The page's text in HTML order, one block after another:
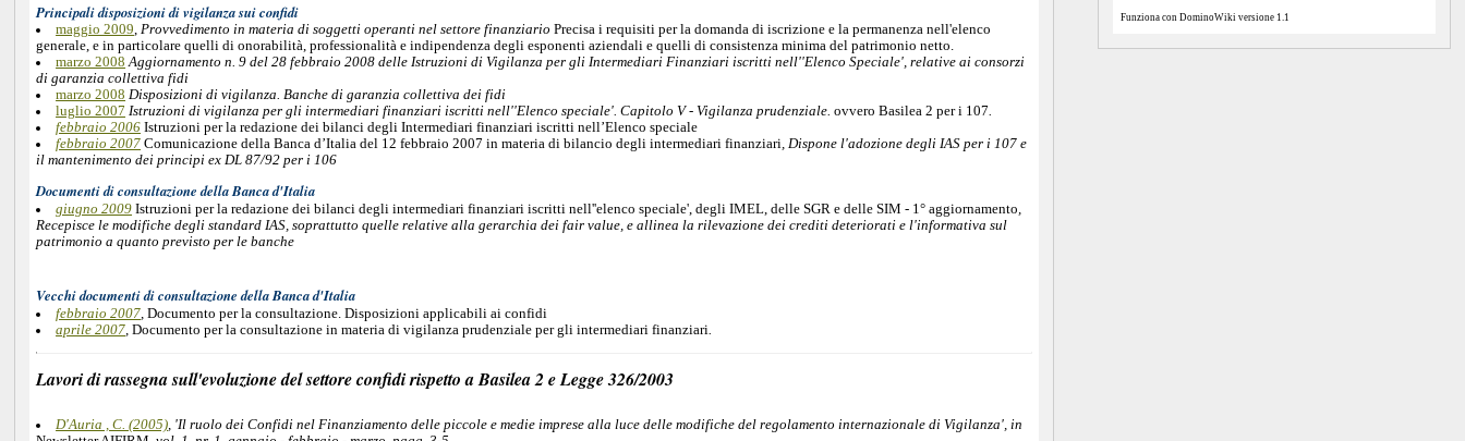
Principali disposizioni di vigilanza sui confidi
maggio 2009,Provvedimento in materia di soggetti operanti nel settore finanziario Precisa i requisiti per la domanda di iscrizione e la permanenza nell'elenco
generale, e in particolare quelli di onorabilità, professionalità e indipendenza degli esponenti aziendali e quelli di consistenza minima del patrimonio netto.
marzo 2008 Aggiornamento n. 9 del 28 febbraio 2008 delle Istruzioni di Vigilanza per gli Intermediari Finanziari iscritti nell''Elenco Speciale', relative ai consorzi
di garanzia collettiva fidi
marzo 2008 Disposizioni di vigilanza. Banche di garanzia collettiva dei fidi
luglio 2007 Istruzioni di vigilanza per gli intermediari finanziari iscritti nell''Elenco speciale'. Capitolo V - Vigilanza prudenziale. ovvero Basilea 2 per i 107.
febbraio 2006 Istruzioni per la redazione dei bilanci degli Intermediari finanziari iscritti nell’Elenco speciale
febbraio 2007 Comunicazione della Banca d’Italia del 12 febbraio 2007 in materia di bilancio degli intermediari finanziari, Dispone l'adozione degli IAS per i 107 e
il mantenimento dei principi ex DL 87/92 per i 106
Documenti di consultazione della Banca d'Italia
giugno 2009 Istruzioni per la redazione dei bilanci degli intermediari finanziari iscritti nell''elenco speciale', degli IMEL, delle SGR e delle SIM - 1° aggiornamento,
Recepisce le modifiche degli standard IAS, soprattutto quelle relative alla gerarchia dei fair value, e allinea la rilevazione dei crediti deteriorati e l'informativa sul
patrimonio a quanto previsto per le banche
Vecchi documenti di consultazione della Banca d'Italia
febbraio 2007 ,Documento per la consultazione. Disposizioni applicabili ai confidi
aprile 2007 ,Documento per la consultazione in materia di vigilanza prudenziale per gli intermediari finanziari
Lavori di rassegna sull'evoluzione del settore confidi rispetto a Basilea 2 e Legge 326/2003
D'Auria , C. (2005), 'Il ruolo dei Confidi nel Finanziamento delle piccole e medie imprese alla luce delle modifiche del regolamento internazionale di Vigilanza', in
Funziona con DominoWiki versione 1.1